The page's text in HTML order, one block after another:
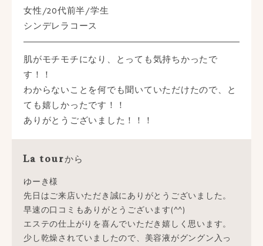
女性/20代前半/学生
シンデレラコース
肌がモチモチになり、とっても気持ちかったで
す！！
わからないことを何でも聞いていただけたので、と
ても嬉しかったです！！
ありがとうございました！！！
La tourから
ゆーき様
先日はご来店いただき誠にありがとうございました。
早速の口コミもありがとうございます(^^)
エステの仕上がりを喜んでいただき嬉しく思います。
少し乾燥されていましたので、美容液がグングン入っ